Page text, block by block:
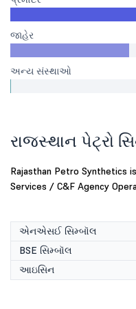
જાહેર
અન્ય સંસ્થાઓ
રાજસ્થાન પેટ્રો
Rajasthan Petro Synthetics
Services / C&F Agency
એનએસઈ સિમ્બૉલ
BSE સિમ્બૉલ
આઇસિન